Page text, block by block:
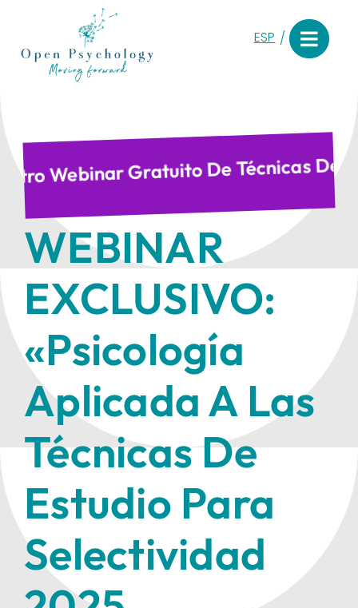
ESP
Webinar Gratuito De Técnicas
WEBINAR
EXCLUSIVO:
«Psicología
Aplicada A Las
Técnicas De
Estudio Para
Selectividad